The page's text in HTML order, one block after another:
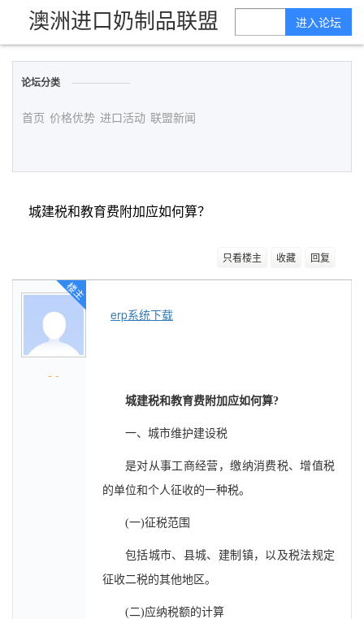
澳洲进口奶制品联盟 进入论坛
论坛分类
首页 价格优势 进口活动 联盟新闻
城建税和教育费附加应如何算？
只看楼主 收藏 回复
- -
楼主
erp系统下载
城建税和教育费附加应如何算?
一、城市维护建设税
是对从事工商经营，缴纳消费税、增值税
的单位和个人征收的一种税。
(一)征税范围
包括城市、县城、建制镇，以及税法规定
征收二税的其他地区。
(二)应纳税额的计算